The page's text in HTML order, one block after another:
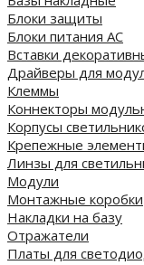
Блоки защиты
Блоки питания AC
Вставки
Драйверы для
Клеммы
Коннекторы
Корпусы
Крепежные
Линзы для
Модули
Монтажные коробки
Накладки на базу
Отражатели
Платы для